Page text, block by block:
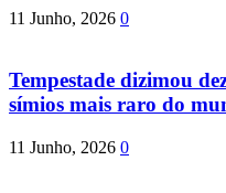
11 Junho, 2026 0
Tempestade dizimou
símios mais raro do
11 Junho, 2026 0